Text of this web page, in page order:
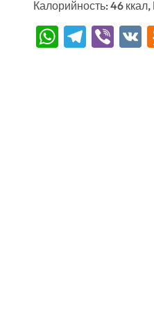
Калорийность: 46